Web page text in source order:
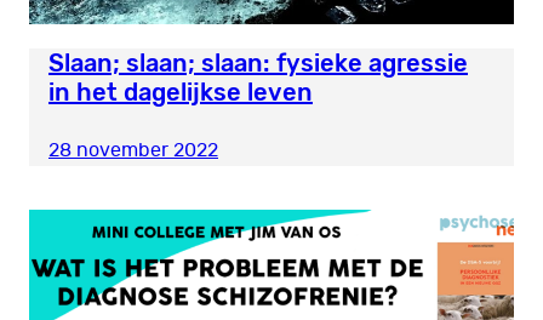
Slaan; slaan; slaan: fysieke agressie
in het dagelijkse leven
28 november 2022